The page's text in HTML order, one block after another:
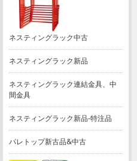
ネスティングラック中古
ネスティングラック新品
ネスティングラック連結金具、中
間金具
ネスティングラック新品-特注品
パレトップ新古品&中古